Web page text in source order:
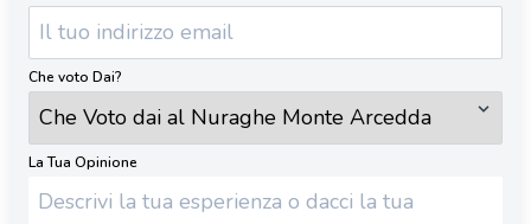
Che voto Dai?
La Tua Opinione